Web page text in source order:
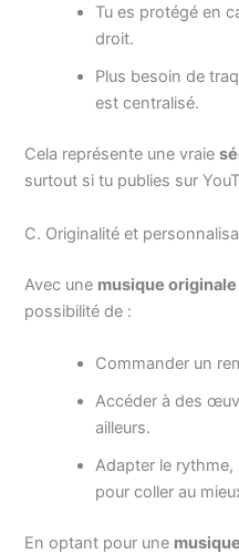
Tu es protégé en
droit.
Plus besoin de
est centralisé.
Cela représente une vraie
surtout si tu publies sur
C. Originalité et
Avec une musique originale
possibilité de :
Commander un
Accéder à des
ailleurs.
Adapter le
pour coller au
En optant pour une